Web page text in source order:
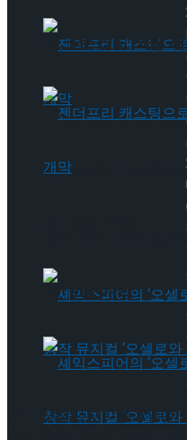
젠더프리 캐스팅으
셰익스피어의 ‘오
타크로스드’ 9월
젠더프리 캐스팅
트’ 9월 개막
‘피겨 샛별’ 신지아는 2일(